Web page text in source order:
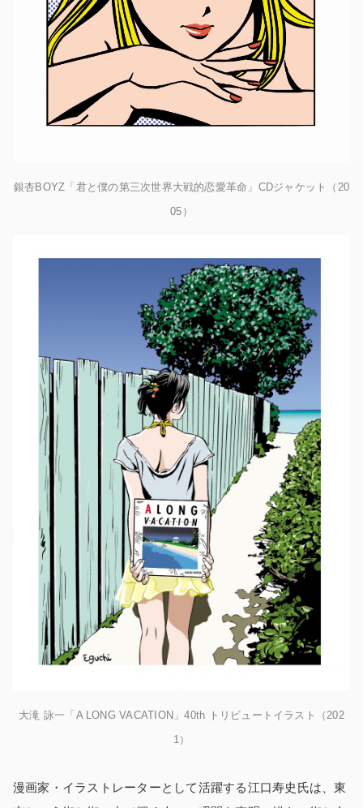
銀杏BOYZ「君と僕の第三次世界大戦的恋愛革命」CDジャケット（20
05）
大滝 詠一「A LONG VACATION」40th トリビュートイラスト（202
1）
漫画家・イラストレーターとして活躍する江口寿史氏は、東